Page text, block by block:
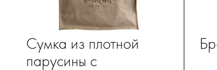
Сумка из плотной
парусины с